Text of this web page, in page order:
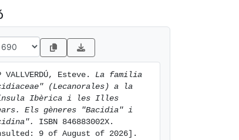
VALLVERDÚ, Esteve. La familia
(Lecanorales) a la
Ibèrica i les Illes
Els gèneres "Bacidia" i
ISBN 846883002X.
9 of August of 2026].